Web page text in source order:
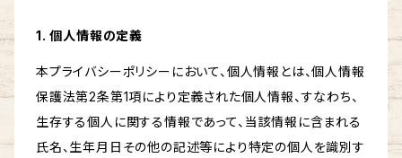
1. 個人情報の定義
本プライバシーポリシーにおいて、個人情報とは、個人情報
保護法第2条第1項により定義された個人情報、すなわち、
生存する個人に関する情報であって、当該情報に含まれる
氏名、生年月日その他の記述等により特定の個人を識別す